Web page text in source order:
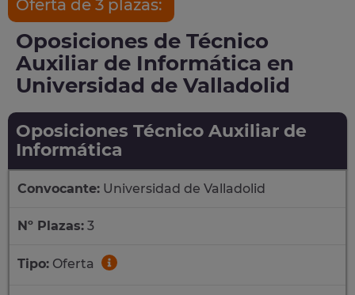
Oferta de 3 plazas:
Oposiciones de Técnico
Auxiliar de Informática en
Universidad de Valladolid
Oposiciones Técnico Auxiliar de
Informática
Convocante: Universidad de Valladolid
Nº Plazas: 3
Tipo: Oferta